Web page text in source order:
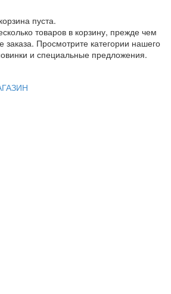
пуста.
товаров в корзину, прежде чем
Просмотрите категории нашего
и специальные предложения.